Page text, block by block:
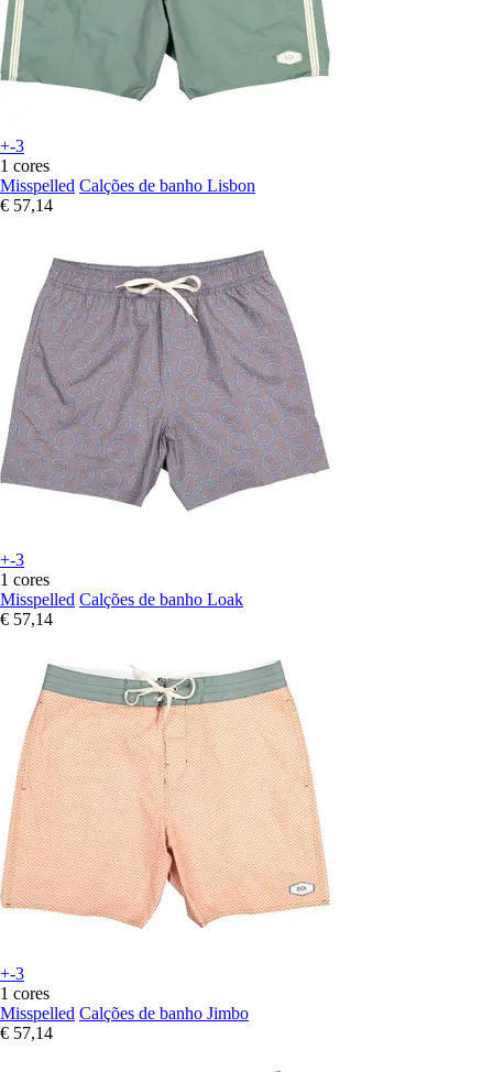
+-3
1 cores
Misspelled Calções de banho Lisbon
€ 57,14
+-3
1 cores
Misspelled Calções de banho Loak
€ 57,14
+-3
1 cores
Misspelled Calções de banho Jimbo
€ 57,14